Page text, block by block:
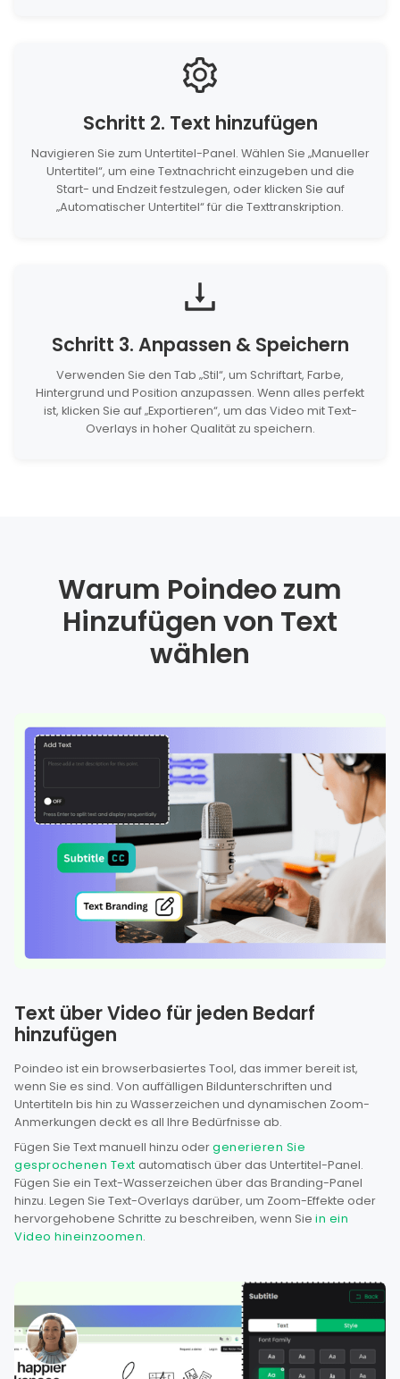
Schritt 2. Text hinzufügen
Navigieren Sie zum Untertitel-Panel. Wählen Sie „Manueller
Untertitel“, um eine Textnachricht einzugeben und die
Start- und Endzeit festzulegen, oder klicken Sie auf
„Automatischer Untertitel“ für die Texttranskription.
Schritt 3. Anpassen & Speichern
Verwenden Sie den Tab „Stil“, um Schriftart, Farbe,
Hintergrund und Position anzupassen. Wenn alles perfekt
ist, klicken Sie auf „Exportieren“, um das Video mit Text-
Overlays in hoher Qualität zu speichern.
Warum Poindeo zum
Hinzufügen von Text
wählen
Text über Video für jeden Bedarf
hinzufügen
Poindeo ist ein browserbasiertes Tool, das immer bereit ist,
wenn Sie es sind. Von auffälligen Bildunterschriften und
Untertiteln bis hin zu Wasserzeichen und dynamischen Zoom-
Anmerkungen deckt es all Ihre Bedürfnisse ab.
Fügen Sie Text manuell hinzu odergenerieren Sie
gesprochenen Text automatisch über das Untertitel-Panel.
Fügen Sie ein Text-Wasserzeichen über das Branding-Panel
hinzu. Legen Sie Text-Overlays darüber, um Zoom-Effekte oder
hervorgehobene Schritte zu beschreiben, wenn Sie in ein
Video hineinzoomen.